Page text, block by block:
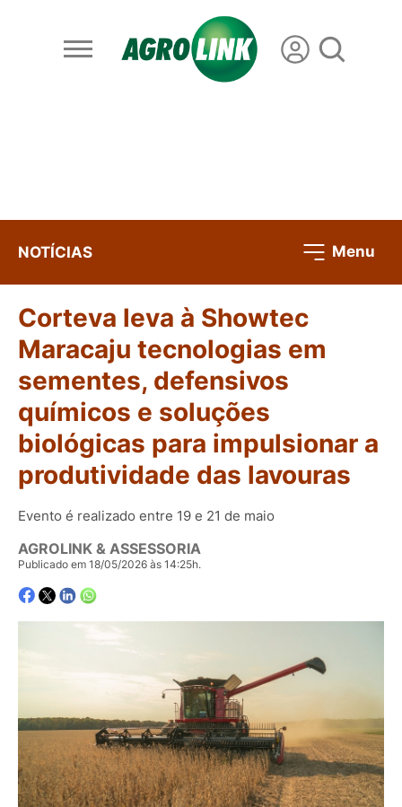
NOTÍCIAS Menu
Corteva leva à Showtec
Maracaju tecnologias em
sementes, defensivos
químicos e soluções
biológicas para impulsionar a
produtividade das lavouras
Evento é realizado entre 19 e 21 de maio
AGROLINK & ASSESSORIA
Publicado em 18/05/2026 às 14:25h.